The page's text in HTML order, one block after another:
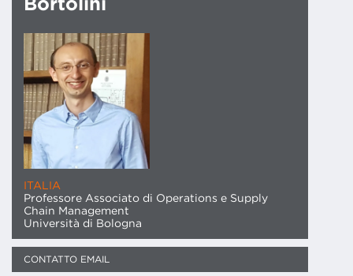
ITALIA
Professore Associato di Operations e Supply
Chain Management
Università di Bologna
CONTATTO EMAIL